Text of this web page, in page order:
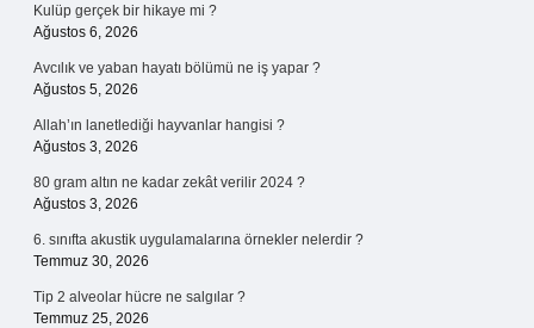
Kulüp gerçek bir hikaye mi ?
Ağustos 6, 2026
Avcılık ve yaban hayatı bölümü ne iş yapar ?
Ağustos 5, 2026
Allah’ın lanetlediği hayvanlar hangisi ?
Ağustos 3, 2026
80 gram altın ne kadar zekât verilir 2024 ?
Ağustos 3, 2026
6. sınıfta akustik uygulamalarına örnekler nelerdir ?
Temmuz 30, 2026
Tip 2 alveolar hücre ne salgılar ?
Temmuz 25, 2026